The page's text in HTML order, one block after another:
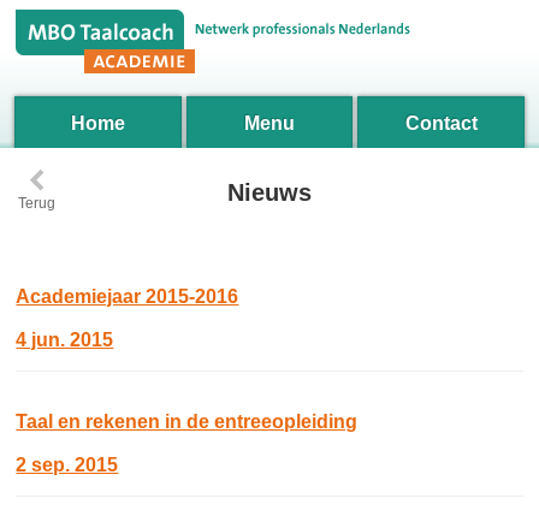
Home Menu Contact
‹
Terug Nieuws
Academiejaar 2015-2016
4 jun. 2015
Taal en rekenen in de entreeopleiding
2 sep. 2015